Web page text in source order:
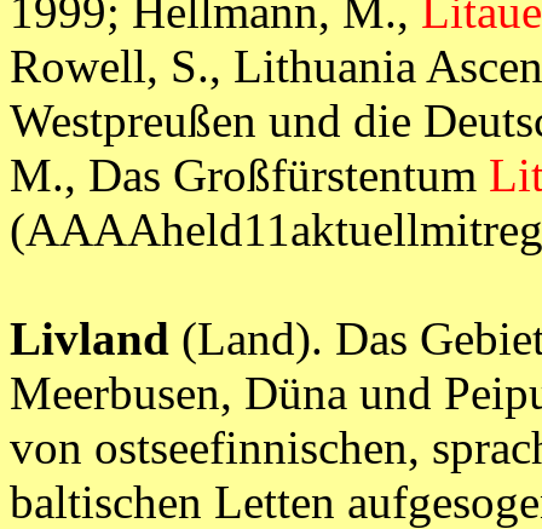
1999; Hellmann, M.,
Rowell, S., Lithuania
Westpreußen und die
M., Das Großfürstentum
Livland (Land). Das
Meerbusen, Düna und
von ostseefinnischen,
baltischen Letten